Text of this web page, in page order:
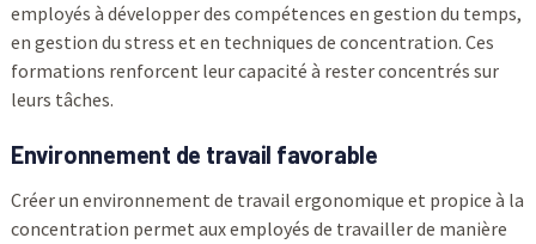
employés à développer des compétences en gestion du temps,
en gestion du stress et en techniques de concentration. Ces
formations renforcent leur capacité à rester concentrés sur
leurs tâches.
Environnement de travail favorable
Créer un environnement de travail ergonomique et propice à la
concentration permet aux employés de travailler de manière